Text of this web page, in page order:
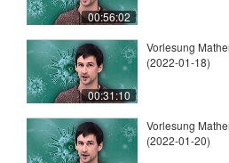
00:56:02
00:31:10
Vorlesung
(2022-01-18)
Vorlesung
(2022-01-20)